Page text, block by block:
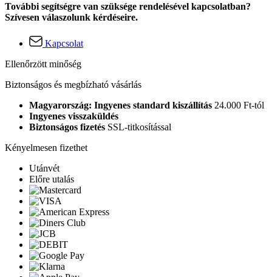
További segítségre van szüksége rendelésével kapcsolatban?
Szívesen válaszolunk kérdéseire.
Kapcsolat
Ellenőrzött minőség
Biztonságos és megbízható vásárlás
Magyarország: Ingyenes standard kiszállítás 24.000 Ft-tól
Ingyenes visszaküldés
Biztonságos fizetés SSL-titkosítással
Kényelmesen fizethet
Utánvét
Előre utalás